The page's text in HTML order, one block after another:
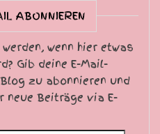
ABONNIEREN
wenn hier etwas
Gib deine E-Mail-
zu abonnieren und
neue Beiträge via E-